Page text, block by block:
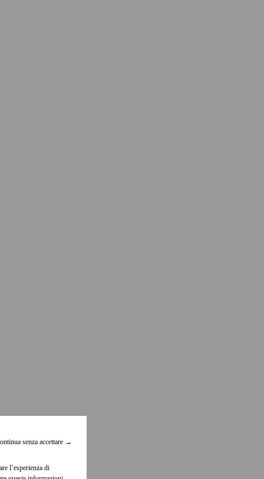
senza accettare →
l’esperienza di